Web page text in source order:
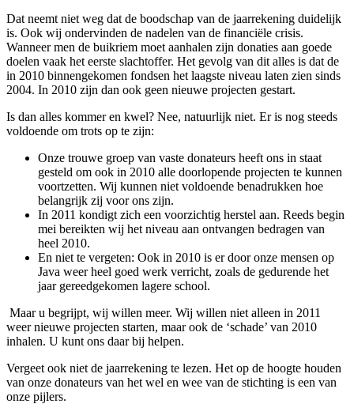
Dat neemt niet weg dat de boodschap van de jaarrekening duidelijk
is. Ook wij ondervinden de nadelen van de financiële crisis.
Wanneer men de buikriem moet aanhalen zijn donaties aan goede
doelen vaak het eerste slachtoffer. Het gevolg van dit alles is dat de
in 2010 binnengekomen fondsen het laagste niveau laten zien sinds
2004. In 2010 zijn dan ook geen nieuwe projecten gestart.
Is dan alles kommer en kwel? Nee, natuurlijk niet. Er is nog steeds
voldoende om trots op te zijn:
Onze trouwe groep van vaste donateurs heeft ons in staat
gesteld om ook in 2010 alle doorlopende projecten te kunnen
voortzetten. Wij kunnen niet voldoende benadrukken hoe
belangrijk zij voor ons zijn.
In 2011 kondigt zich een voorzichtig herstel aan. Reeds begin
mei bereikten wij het niveau aan ontvangen bedragen van
heel 2010.
En niet te vergeten: Ook in 2010 is er door onze mensen op
Java weer heel goed werk verricht, zoals de gedurende het
jaar gereedgekomen lagere school.
Maar u begrijpt, wij willen meer. Wij willen niet alleen in 2011
weer nieuwe projecten starten, maar ook de ‘schade’ van 2010
inhalen. U kunt ons daar bij helpen.
Vergeet ook niet de jaarrekening te lezen. Het op de hoogte houden
van onze donateurs van het wel en wee van de stichting is een van
onze pijlers.